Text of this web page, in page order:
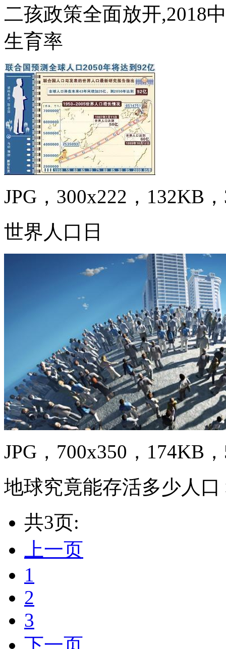
二孩政策全面放开,2018
生育率
JPG，300x222，132KB
世界人口日
JPG，700x350，174KB
地球究竟能存活多少人
共3页:
上一页
1
2
3
下一页